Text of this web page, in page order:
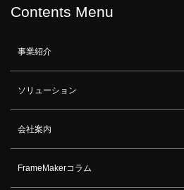
Contents Menu
事業紹介
ソリューション
会社案内
FrameMakerコラム